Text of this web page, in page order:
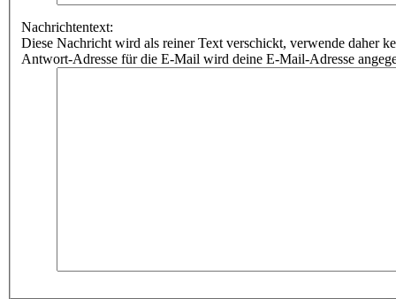
Nachrichtentext:
Diese Nachricht wird als reiner Text verschickt, verwende daher
Antwort-Adresse für die E-Mail wird deine E-Mail-Adresse